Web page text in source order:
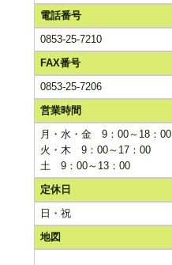
電話番号
0853-25-7210
FAX番号
0853-25-7206
営業時間
月・水・金 9：00～18：00
火・木 9：00～17：00
土 9：00～13：00
定休日
日・祝
地図